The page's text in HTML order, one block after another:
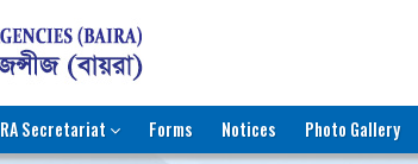
Secretariat Forms Notices Photo Gallery